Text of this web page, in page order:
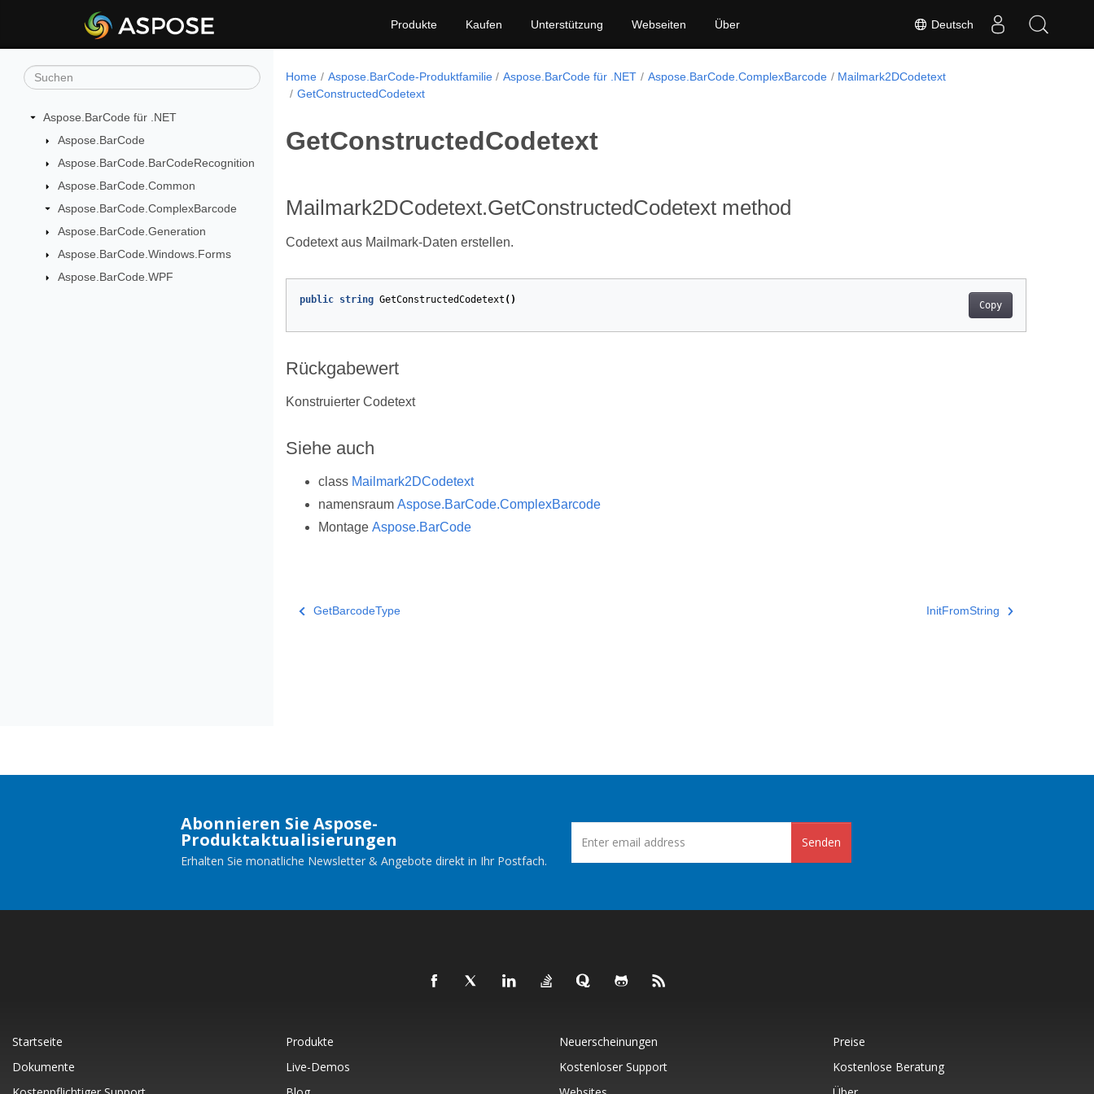
Deutsch
Produkte Kaufen Unterstützung Webseiten Über
Aspose.BarCode für .NET
Aspose.BarCode
Aspose.BarCode.BarCodeRecognition
Aspose.BarCode.Common
Aspose.BarCode.ComplexBarcode
Aspose.BarCode.Generation
Aspose.BarCode.Windows.Forms
Aspose.BarCode.WPF
Home Aspose.BarCode-Produktfamilie Aspose.BarCode für .NET Aspose.BarCode.ComplexBarcode
Mailmark2DCodetext
GetConstructedCodetext
GetConstructedCodetext
Mailmark2DCodetext.GetConstructedCodetext method
Codetext aus Mailmark-Daten erstellen.
Copy
public string GetConstructedCodetext ()
Rückgabewert
Konstruierter Codetext
Siehe auch
class Mailmark2DCodetext
namensraum Aspose.BarCode.ComplexBarcode
Montage Aspose.BarCode
GetBarcodeType InitFromString
Abonnieren Sie Aspose-
Produktaktualisierungen
Erhalten Sie monatliche Newsletter & Angebote direkt in Ihr Postfach.
Senden
Startseite Produkte Neuerscheinungen
Preise
Dokumente
Live-Demos Kostenloser Support
Kostenlose Beratung